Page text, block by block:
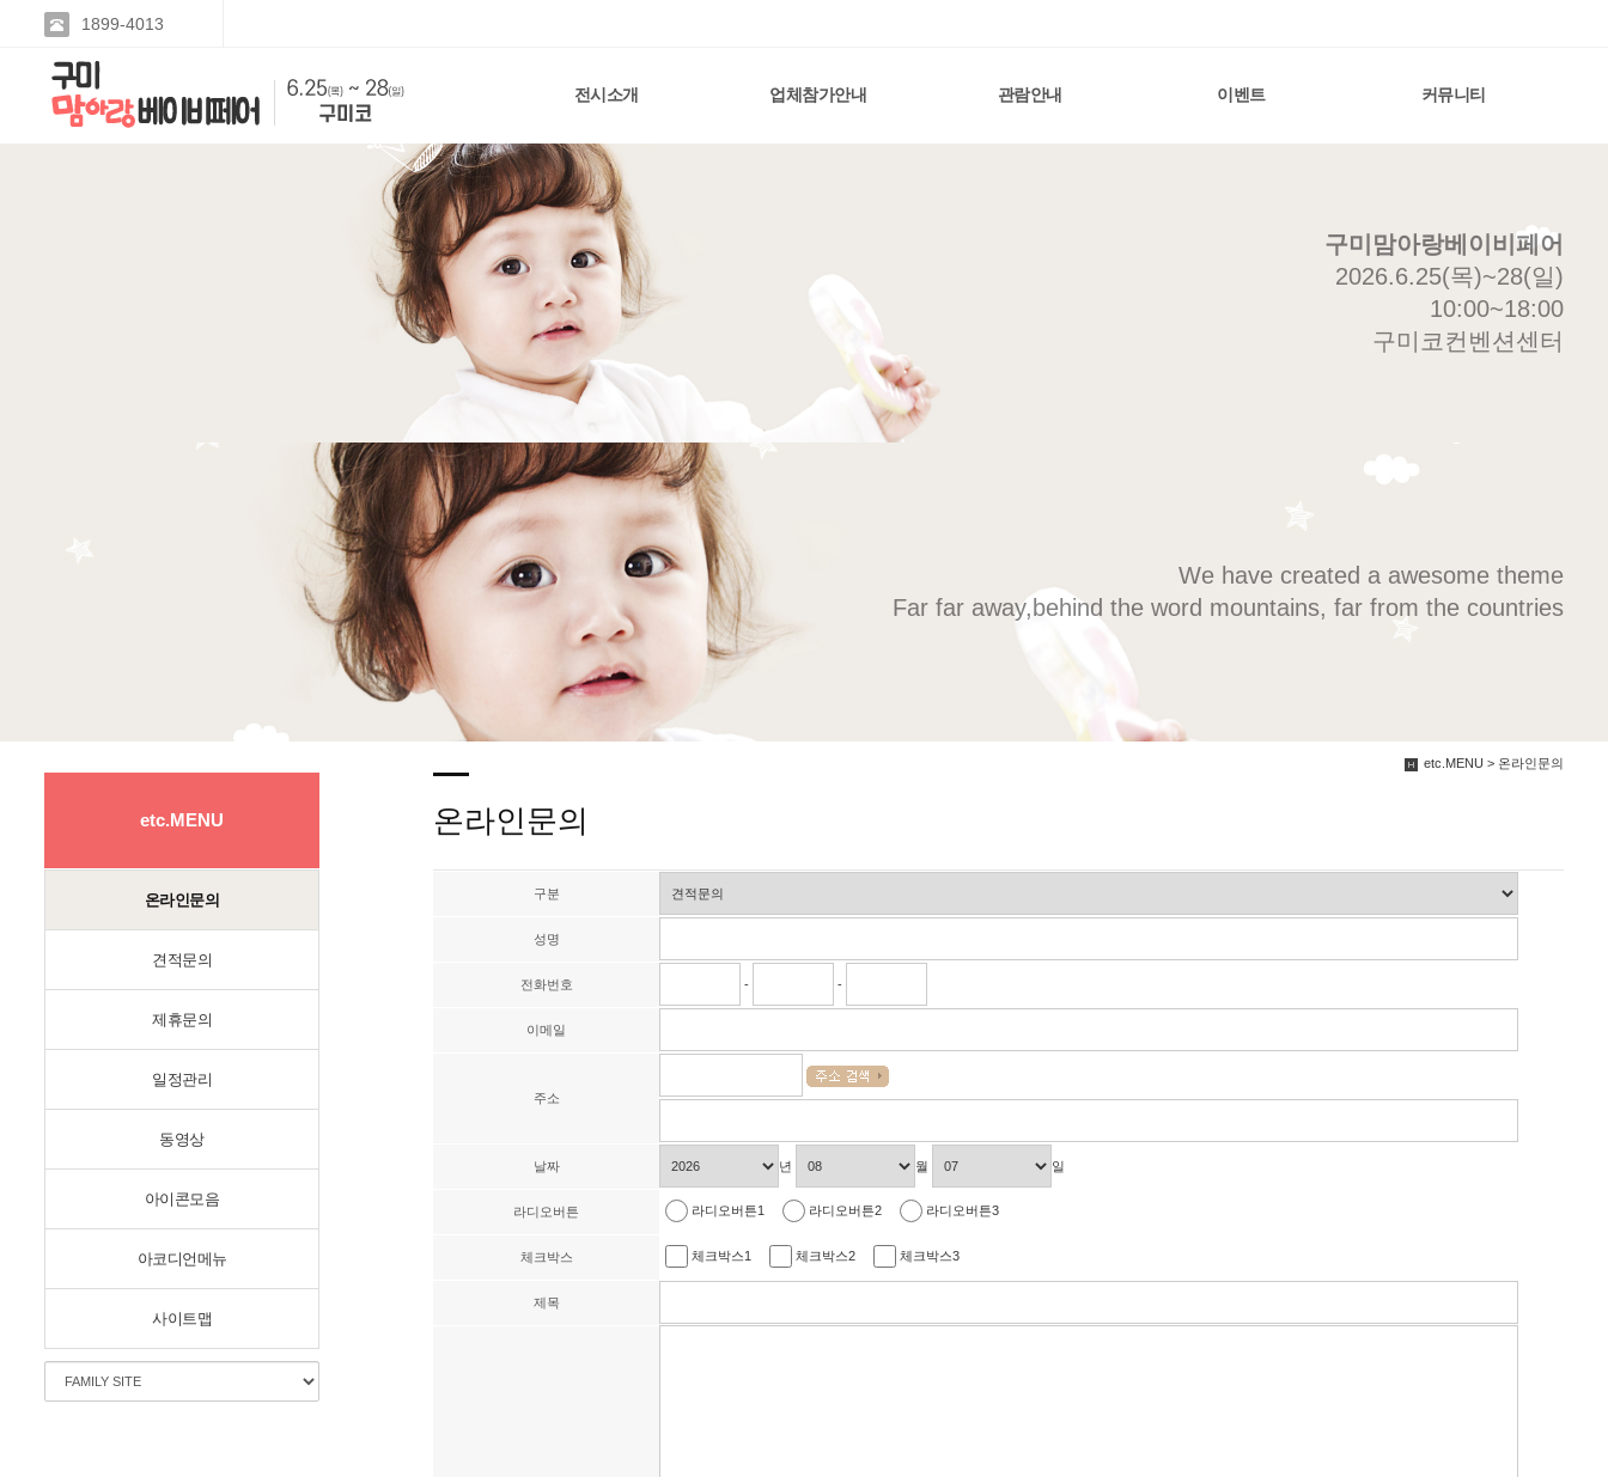
1899-4013
전시소개 업체참가안내 관람안내 이벤트 커뮤니티
구미맘아랑베이비페어
2026.6.25(목)~28(일)
10:00~18:00
구미코컨벤션센터
We have created a awesome theme
Far far away,behind the word mountains, far from the countries
etc.MENU > 온라인문의
etc.MENU
온라인문의
견적문의
제휴문의
일정관리
동영상
아이콘모음
아코디언메뉴
사이트맵
온라인문의
구분
성명
전화번호 - -
이메일
주소
날짜 년 월 일
라디오버튼 라디오버튼1 라디오버튼2 라디오버튼3
체크박스 체크박스1 체크박스2 체크박스3
제목